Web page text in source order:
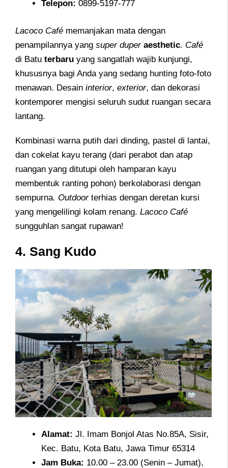
Telepon: 0899-5197-777
Lacoco Café memanjakan mata dengan
penampilannya yang super duper aesthetic. Café
di Batu terbaru yang sangatlah wajib kunjungi,
khususnya bagi Anda yang sedang hunting foto-foto
menawan. Desain interior, exterior, dan dekorasi
kontemporer mengisi seluruh sudut ruangan secara
lantang.
Kombinasi warna putih dari dinding, pastel di lantai,
dan cokelat kayu terang (dari perabot dan atap
ruangan yang ditutupi oleh hamparan kayu
membentuk ranting pohon) berkolaborasi dengan
sempurna. Outdoorterhias dengan deretan kursi
yang mengelilingi kolam renang. Lacoco Café
sungguhlan sangat rupawan!
4. Sang Kudo
Alamat: Jl. Imam Bonjol Atas No.85A, Sisir,
Kec. Batu, Kota Batu, Jawa Timur 65314
Jam Buka: 10.00 – 23.00 (Senin – Jumat),